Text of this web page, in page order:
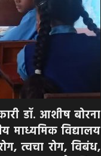
डॉ. आशीष बोरना
माध्यमिक विद्यालय
त्वचा रोग, विबंध,